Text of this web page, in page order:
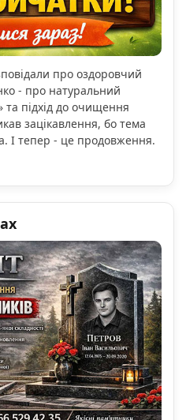
про оздоровчий
- про натуральний
та підхід до очищення
зацікавлення, бо тема
І тепер - це продовження.